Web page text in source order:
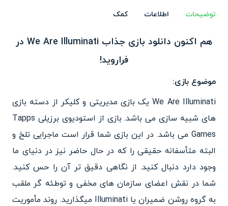
توضیحات اطلاعات کمک
هم اکنون دانلود بازی جذاب We Are Illuminati در
فراروید!
موضوع بازی:
We Are Illuminati یک بازی مدیریتی و کلیکر از دسته بازی
های شبیه سازی می باشد. بازی از استودیوی برزیلی Tapps
Games می باشد. در این بازی شما قرار است ماجرایی تلخ و
البته متأسفانه حقیقی را که در حال حاضر نیز در دنیای ما
وجود دارد دنبال کنید. از نگاهی دقیق تر آن را حس کنید.
شما در نقش اعضای سازمان های مخفی و توطئه گر ملقب
به گروه روشن ضمیران یا Illuminati میگذارید. روند مأموریت